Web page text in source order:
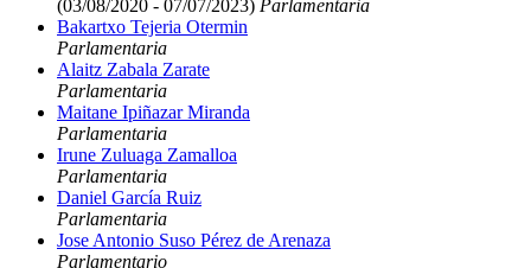
(03/08/2020 - 07/07/2023) Parlamentaria
Bakartxo Tejeria Otermin
Parlamentaria
Alaitz Zabala Zarate
Parlamentaria
Maitane Ipiñazar Miranda
Parlamentaria
Irune Zuluaga Zamalloa
Parlamentaria
Daniel García Ruiz
Parlamentaria
Jose Antonio Suso Pérez de Arenaza
Parlamentario